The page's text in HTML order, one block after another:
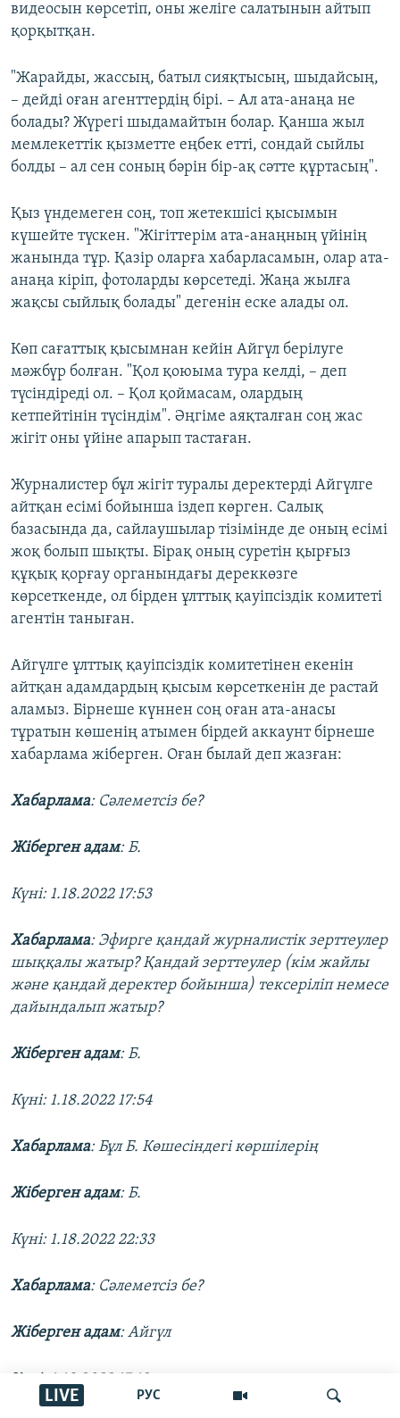
РУС
LIVE
видеосын көрсетіп, оны желіге салатынын айтып
қорқытқан.
"Жарайды, жассың, батыл сияқтысың, шыдайсың,
– дейді оған агенттердің бірі. – Ал ата-анаңа не
болады? Жүрегі шыдамайтын болар. Қанша жыл
мемлекеттік қызметте еңбек етті, сондай сыйлы
болды – ал сен соның бәрін бір-ақ сәтте құртасың".
Қыз үндемеген соң, топ жетекшісі қысымын
күшейте түскен. "Жігіттерім ата-анаңның үйінің
жанында тұр. Қазір оларға хабарласамын, олар ата-
анаңа кіріп, фотоларды көрсетеді. Жаңа жылға
жақсы сыйлық болады" дегенін еске алады ол.
Көп сағаттық қысымнан кейін Айгүл берілуге
мәжбүр болған. "Қол қоюыма тура келді, – деп
түсіндіреді ол. – Қол қоймасам, олардың
кетпейтінін түсіндім". Әңгіме аяқталған соң жас
жігіт оны үйіне апарып тастаған.
Журналистер бұл жігіт туралы деректерді Айгүлге
айтқан есімі бойынша іздеп көрген. Салық
базасында да, сайлаушылар тізімінде де оның есімі
жоқ болып шықты. Бірақ оның суретін қырғыз
құқық қорғау органындағы дереккөзге
көрсеткенде, ол бірден ұлттық қауіпсіздік комитеті
агентін таныған.
Айгүлге ұлттық қауіпсіздік комитетінен екенін
айтқан адамдардың қысым көрсеткенін де растай
аламыз. Бірнеше күннен соң оған ата-анасы
тұратын көшенің атымен бірдей аккаунт бірнеше
хабарлама жіберген. Оған былай деп жазған:
Хабарлама: Сәлеметсіз бе?
Жіберген адам: Б.
Күні: 1.18.2022 17:53
Хабарлама: Эфирге қандай журналистік зерттеулер
шыққалы жатыр? Қандай зерттеулер (кім жайлы
және қандай деректер бойынша) тексеріліп немесе
дайындалып жатыр?
Жіберген адам: Б.
Күні: 1.18.2022 17:54
Хабарлама: Бұл Б. Көшесіндегі көршілерің
Жіберген адам: Б.
Күні: 1.18.2022 22:33
Хабарлама: Сәлеметсіз бе?
Жіберген адам: Айгүл
Күні: 1.19.2022 17:12